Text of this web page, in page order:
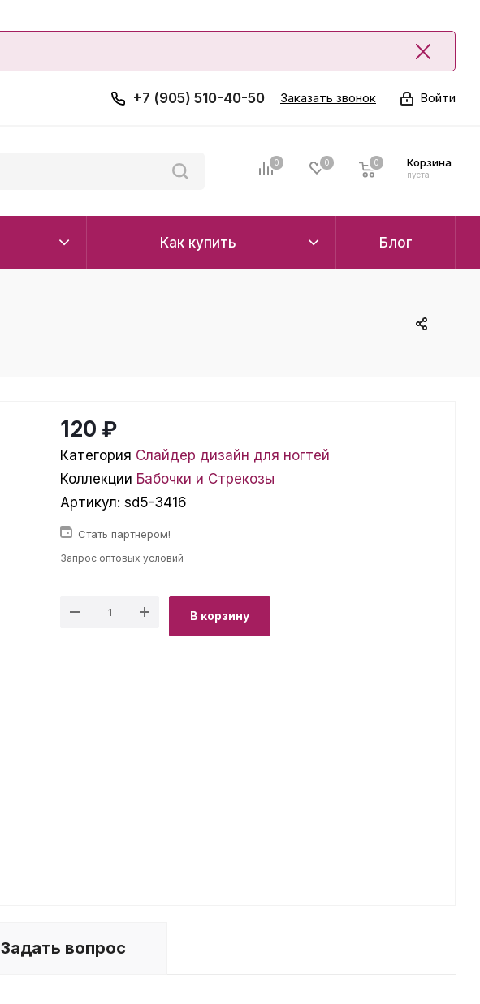
Войти
+7 (905) 510-40-50 Заказать звонок
0 0 Корзина
0
пуста
0
Как купить Блог
120 ₽
Категория Слайдер дизайн для ногтей
Коллекции Бабочки и Стрекозы
Артикул: sd5-3416
Стать партнером!
Запрос оптовых условий
В корзину
Задать вопрос